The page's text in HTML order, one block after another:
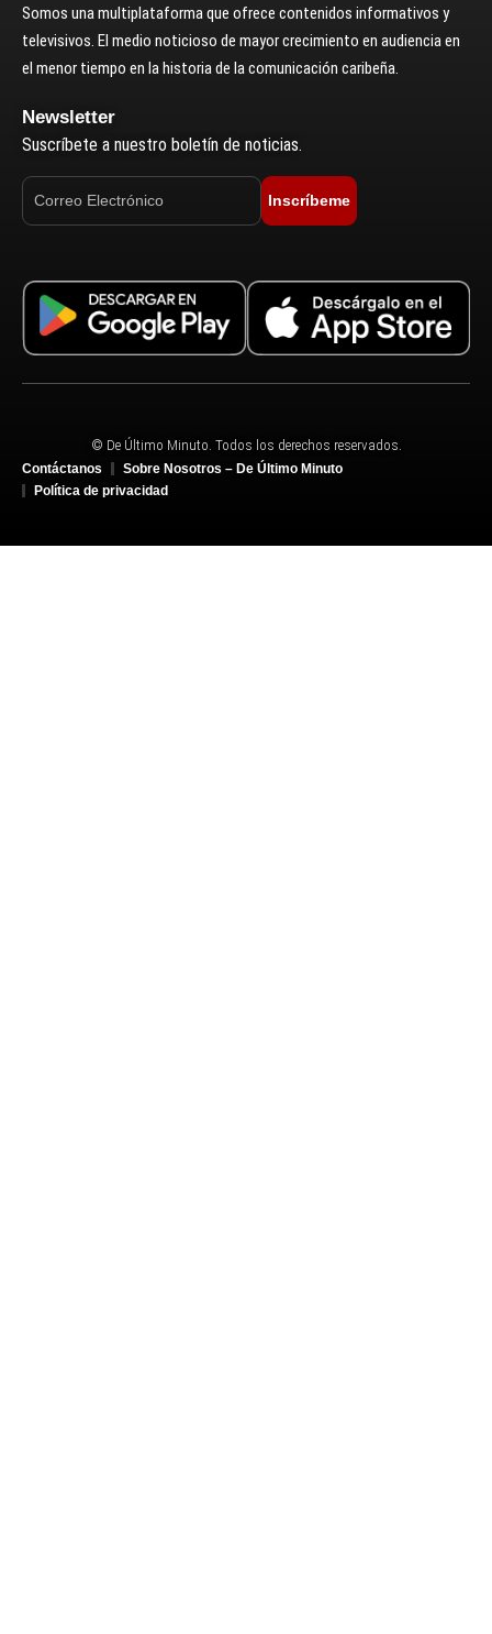
Somos una multiplataforma que ofrece contenidos informativos y
televisivos. El medio noticioso de mayor crecimiento en audiencia en
el menor tiempo en la historia de la comunicación caribeña.
Newsletter
Suscríbete a nuestro boletín de noticias.
Inscríbeme
© De Último Minuto. Todos los derechos reservados.
Contáctanos
Sobre Nosotros – De Último Minuto
Política de privacidad